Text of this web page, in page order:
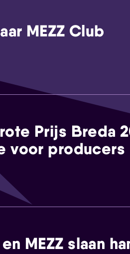
MEZZ Club
Prijs Breda
voor producers
MEZZ slaan